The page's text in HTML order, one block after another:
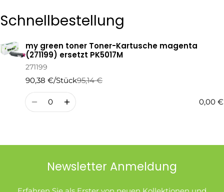
Frage Senden
Schnellbestellung
Ihr
Warenkorb
my green toner Toner-Kartusche magenta
(271199) ersetzt PK5017M
271199
90,38 €/Stück
Regulärer
Preis
95,14 €
Verkaufspreis
Menge
0,00 €
Newsletter Anmeldung